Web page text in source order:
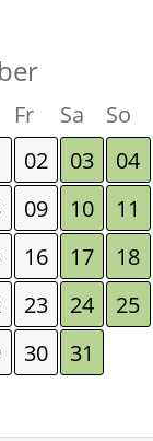
Fr Sa
So
02 03
04
09 10
11
16 17
18
23 24
25
30 31